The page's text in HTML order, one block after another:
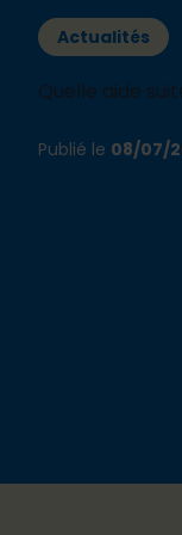
Actualités
Quelle aide
Publié le 08/07/